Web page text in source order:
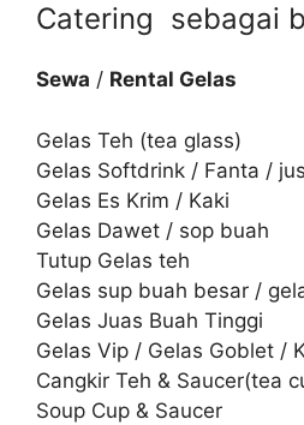
Catering sebagai
Sewa / Rental Gelas
Gelas Teh (tea glass)
Gelas Softdrink / Fanta /
Gelas Es Krim / Kaki
Gelas Dawet / sop buah
Tutup Gelas teh
Gelas sup buah besar /
Gelas Juas Buah Tinggi
Gelas Vip / Gelas Goblet /
Cangkir Teh & Saucer(tea
Soup Cup & Saucer